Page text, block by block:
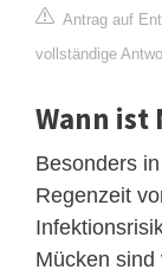
Antrag auf
vollständige
Wann ist
Besonders
Regenzeit
Mücken sind